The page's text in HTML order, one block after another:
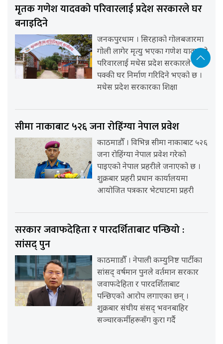
मृतक गणेश यादवको परिवारलाई प्रदेश सरकारले घर
बनाइदिने
जनकपुरधाम । सिरहाको गोलबजारमा
गोली लागेर मृत्यु भएका गणेश यादवको
परिवारलाई मधेस प्रदेश सरकारले
पक्की घर निर्माण गरिदिने भएको छ ।
मधेस प्रदेश सरकारका शिक्षा
सीमा नाकाबाट ५२६ जना रोहिंग्या नेपाल प्रवेश
काठमाडौँ । विभिन्न सीमा नाकाबाट ५२६
जना रोहिंग्या नेपाल प्रवेश गरेको
पाइएको नेपाल प्रहरीले जनाएको छ ।
शुक्रबार प्रहरी प्रधान कार्यालयमा
आयोजित पत्रकार भेटघाटमा प्रहरी
सरकार जवाफदेहिता र पारदर्शिताबाट पन्छियो :
सांसद् पुन
काठमााडौँ । नेपाली कम्युनिष्ट पार्टीका
सांसद् वर्षमान पुनले वर्तमान सरकार
जवाफदेहिता र पारदर्शिताबाट
पन्छिएको आरोप लगाएका छन् ।
शुक्रबार संघीय संसद् भवनबाहिर
सञ्चारकर्मीहरूसँग कुरा गर्दै